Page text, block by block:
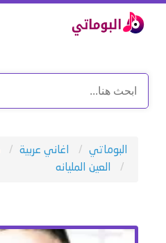
البوماتي اغاني عربية
العين المليانه